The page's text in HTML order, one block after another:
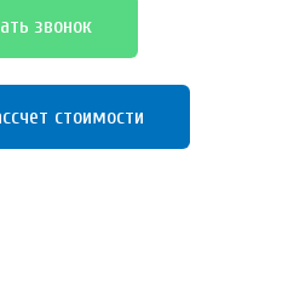
звонок
стоимости